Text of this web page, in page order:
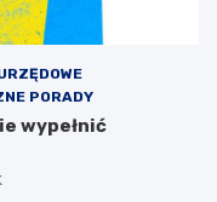
PORADY
wypełnić